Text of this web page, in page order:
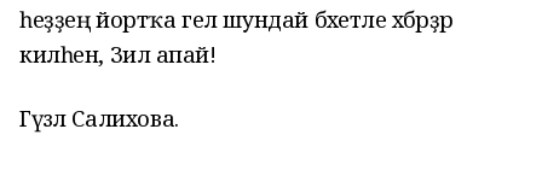
һеҙҙең йортҡа гел шундай бәхетле хәбәрҙәр
килһен, Зилә апай!
Гүзәл Салихова.